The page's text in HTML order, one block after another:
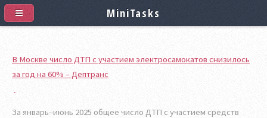
В Москве число ДТП с участием электросамокатов снизилось
за год на 60% – Дептранс
За январь–июнь 2025 общее число ДТП с участием средств
MiniTasks